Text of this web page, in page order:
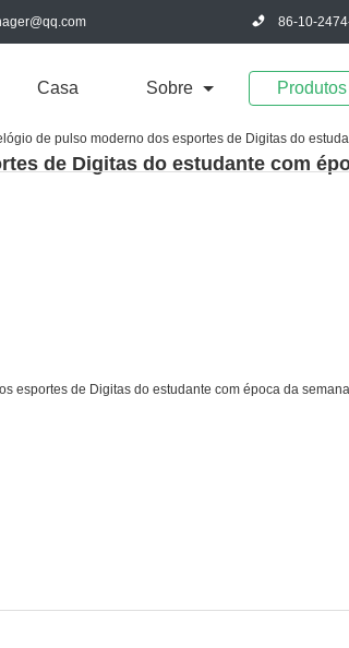
86-10-
Casa Sobre Produtos
de pulso moderno dos esportes de Digitas do
de Digitas do estudante com